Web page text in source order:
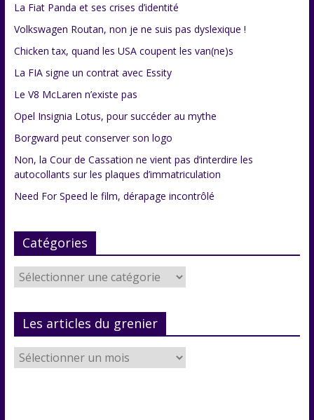
La Fiat Panda et ses crises d’identité
Volkswagen Routan, non je ne suis pas dyslexique !
Chicken tax, quand les USA coupent les van(ne)s
La FIA signe un contrat avec Essity
Le V8 McLaren n’existe pas
Opel Insignia Lotus, pour succéder au mythe
Borgward peut conserver son logo
Non, la Cour de Cassation ne vient pas d’interdire les
autocollants sur les plaques d’immatriculation
Need For Speed le film, dérapage incontrôlé
Catégories
Catégories
Les articles du grenier
Les
articles